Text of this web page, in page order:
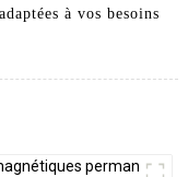
à vos besoins